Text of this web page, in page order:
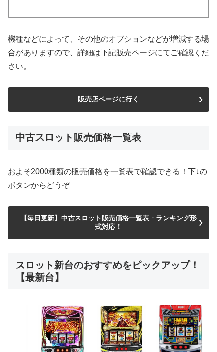
機種などによって、その他のオプションなどが増減する場
合がありますので、詳細は下記販売ページにてご確認くだ
さい。
販売店ページに行く
中古スロット販売価格一覧表
およそ2000種類の販売価格を一覧表で確認できる！下↓の
ボタンからどうぞ
【毎日更新】中古スロット販売価格一覧表・ランキング形
式対応！
スロット新台のおすすめをピックアップ！
【最新台】